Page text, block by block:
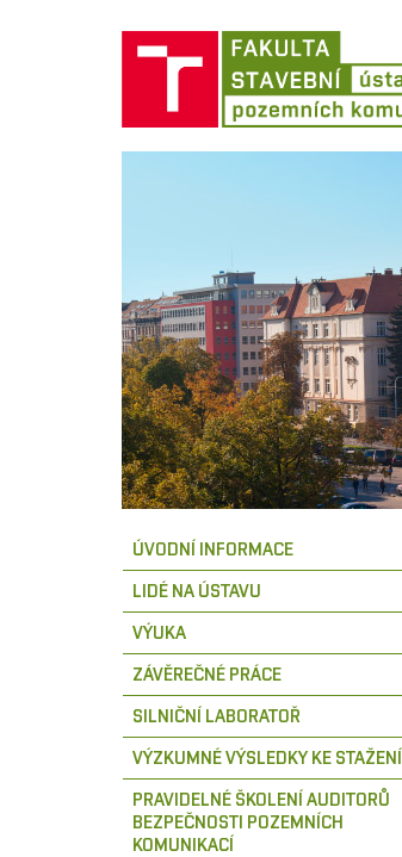
ÚVODNÍ INFORMACE
LIDÉ NA ÚSTAVU
VÝUKA
ZÁVĚREČNÉ PRÁCE
SILNIČNÍ LABORATOŘ
VÝZKUMNÉ VÝSLEDKY KE STAŽENÍ
PRAVIDELNÉ ŠKOLENÍ AUDITORŮ
BEZPEČNOSTI POZEMNÍCH
KOMUNIKACÍ